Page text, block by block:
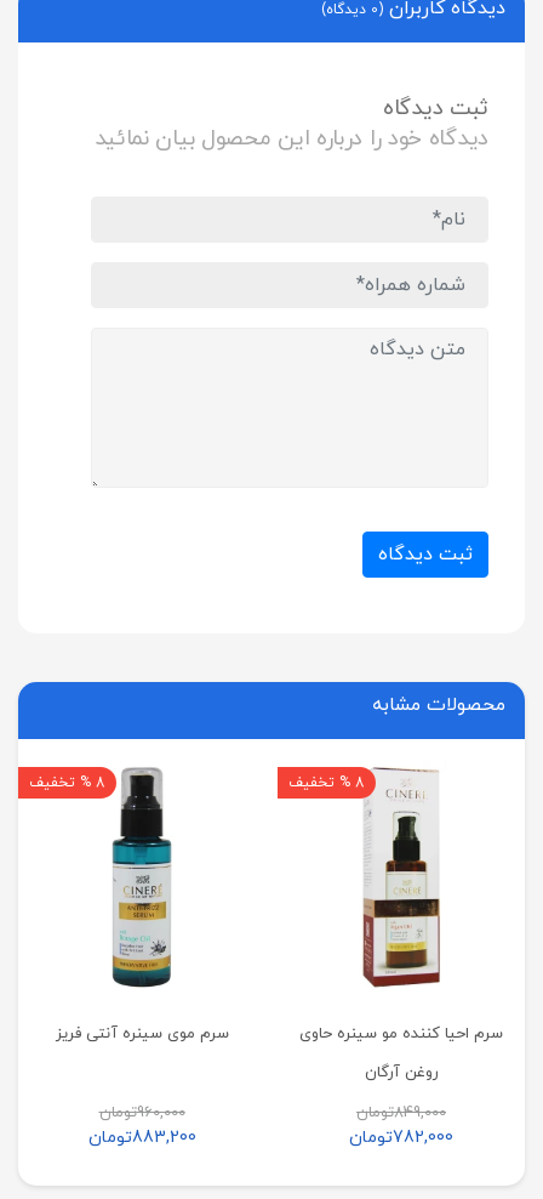
دیدگاه کاربران (0 دیدگاه)
ثبت دیدگاه
دیدگاه خود را درباره این محصول بیان نمائید
ثبت دیدگاه
محصولات مشابه
8 % تخفیف
سرم احیا کننده مو سینره حاوی
روغن آرگان
849,000تومان
782,000تومان
8 % تخفیف
سرم موی سینره آنتی فریز
960,000تومان
883,200تومان